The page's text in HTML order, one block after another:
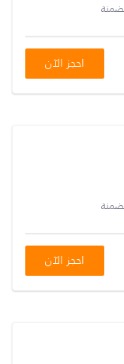
احجز الآن
احجز الآن